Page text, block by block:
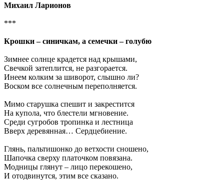
Михаил Ларионов
***
Крошки – синичкам, а семечки – голубю
Зимнее солнце крадется над крышами,
Свечкой затеплится, не разгорается.
Инеем колким за шиворот, слышно ли?
Воском все солнечным переполняется.
Мимо старушка спешит и закрестится
На купола, что блестели мгновение.
Среди сугробов тропинка и лестница
Вверх деревянная… Сердцебиение.
Глянь, пальтишонко до ветхости сношено,
Шапочка сверху платочком повязана.
Модницы глянут – лицо перекошено,
И отодвинутся, этим все сказано.